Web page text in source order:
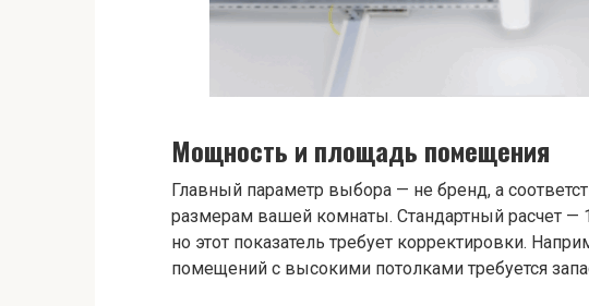
Мощность и площадь помещения
Главный параметр выбора — не бренд, а
размерам вашей комнаты. Стандартный расчет —
но этот показатель требует корректировки.
помещений с высокими потолками требуется